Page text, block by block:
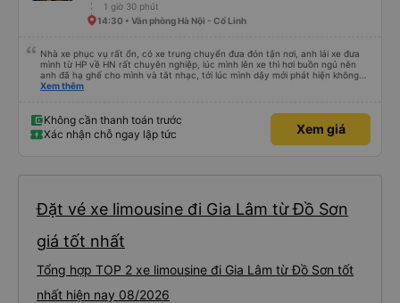
1 giờ 30 phút
14:30 • Văn phòng Hà Nội - Cổ Linh
Nhà xe phục vụ rất ổn, có xe trung chuyển đưa đón tận nơi, anh lái xe đưa
mình từ HP về HN rất chuyên nghiệp, lúc mình lên xe thì hơi buồn ngủ nên
anh đã hạ ghế cho mình và tắt nhạc, tới lúc mình dậy mới phát hiện không
thấy điện thoại thì anh đã ngay lập tức gọi xe trung chuyển để tìm điện thoại
Xem thêm
Không cần thanh toán trước
Xác nhận chỗ ngay lập tức
Xem giá
Đặt vé xe limousine đi Gia Lâm từ Đồ Sơn
giá tốt nhất
Tổng hợp TOP 2 xe limousine đi Gia Lâm từ Đồ Sơn tốt
nhất hiện nay 08/2026